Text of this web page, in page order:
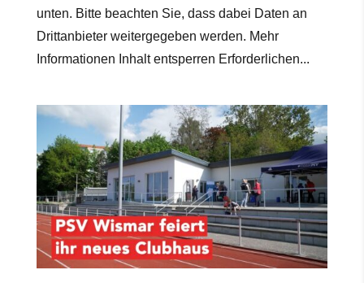
unten. Bitte beachten Sie, dass dabei Daten an
Drittanbieter weitergegeben werden. Mehr
Informationen Inhalt entsperren Erforderlichen...